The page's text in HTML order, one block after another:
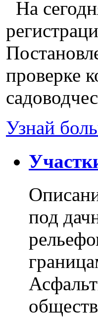
На
проверке
Узнай
под